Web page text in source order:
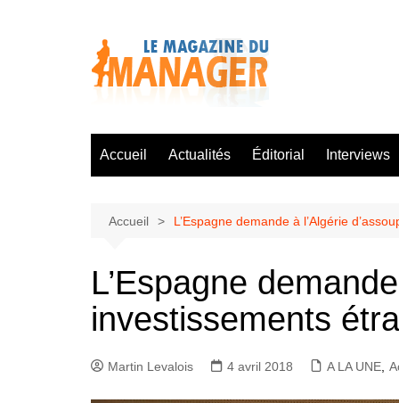
Accueil Actualités Éditorial Interviews
Accueil L’Espagne demande à l’Algérie
L’Espagne
investissements
Martin Levalois 4 avril 2018 A LA UNE